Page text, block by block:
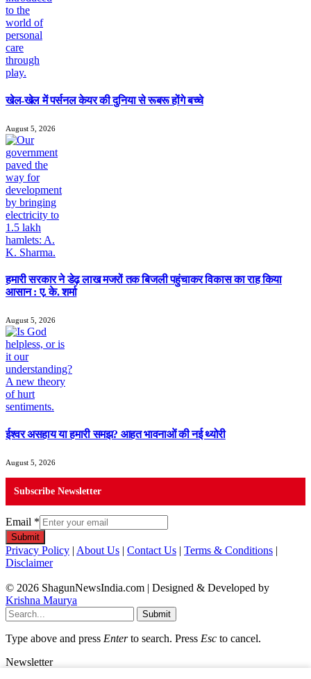
खेल-खेल में पर्सनल केयर की दुनिया से रूबरू होंगे बच्चे
August 5, 2026
हमारी सरकार ने डेढ़ लाख मजरों तक बिजली पहुंचाकर विकास का राह किया
आसान : ए. के. शर्मा
August 5, 2026
ईश्वर असहाय या हमारी समझ? आहत भावनाओं की नई थ्योरी
August 5, 2026
Subscribe Newsletter
Email *
Submit
Privacy Policy | About Us | Contact Us | Terms & Conditions |
Disclaimer
© 2026 ShagunNewsIndia.com | Designed & Developed by
Krishna Maurya
Submit
Type above and press Enterto search. Press Esc to cancel.
Newsletter